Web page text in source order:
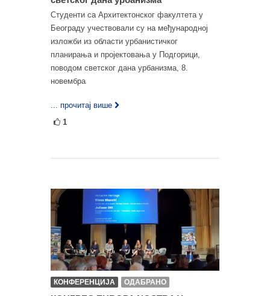
Студенти са Архитектонског факултета у
Београду учествовали су на међународној
изложби из области урбанистичког
планирања и пројектовања у Подгорици,
поводом светског дана урбанизма, 8.
новембра
... прочитај више
1
КОНФЕРЕНЦИЈА ОДАБРАНО